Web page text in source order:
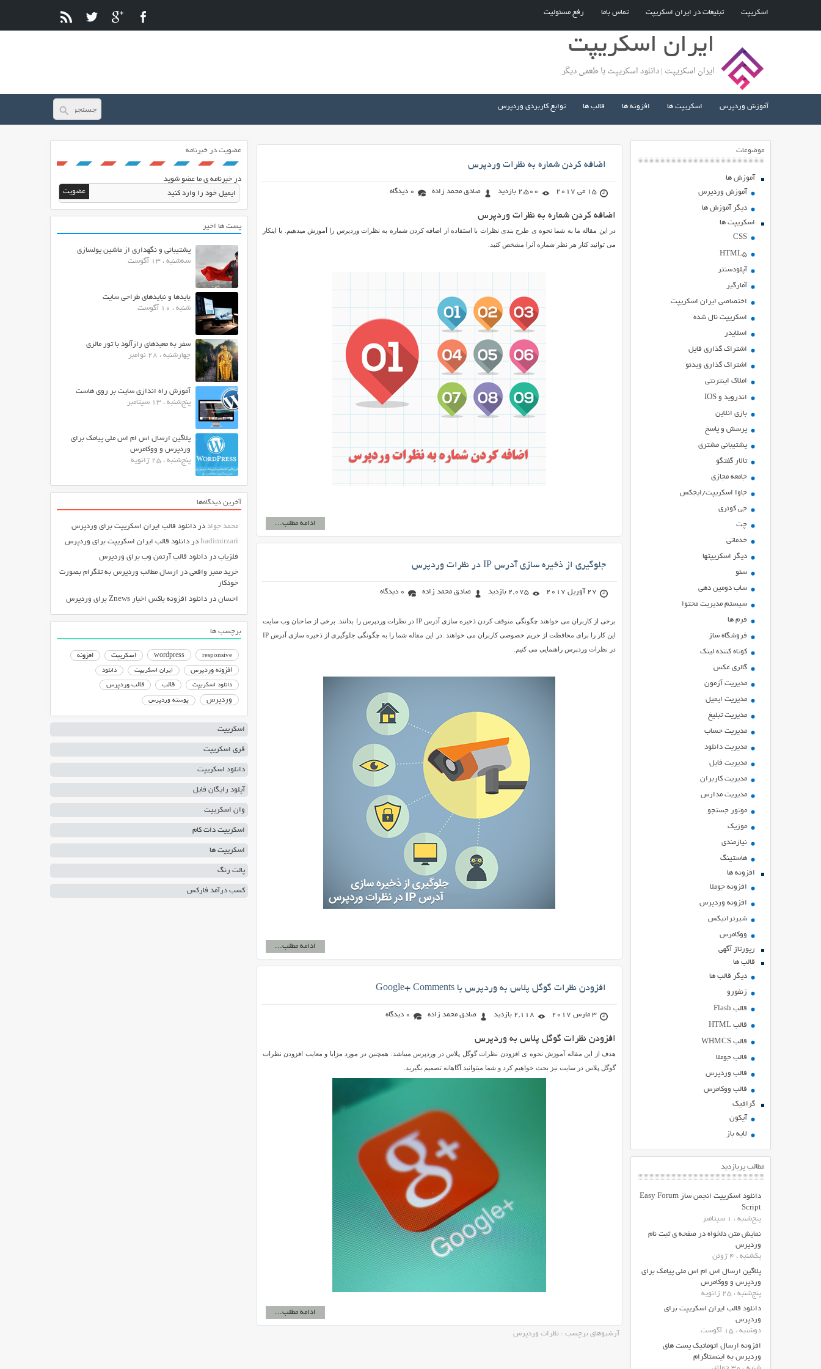
اسکریپت تبلیغات در ایران اسکریپت تماس باما رفع مسئولیت
ایران اسکریپت
ایران اسکریپت | دانلود اسکریپت با طعمی دیگر
آموزش وردپرس اسکریپت ها افزونه ها قالب ها توابع کاربردی وردپرس
موضوعات
آموزش ها
آموزش وردپرس
دیگر آموزش ها
اسکریپت ها
CSS
HTML5
آپلودسنتر
آمارگیر
اختصاصی ایران اسکریپت
اسکریپت نال شده
اسلایدر
اشتراك گذاري فايل
اشتراک گذاری ویدئو
املاک اینترنتی
اندروید و IOS
بازي انلاين
پرسش و پاسخ
پشتیبانی مشتری
تالار گفتگو
جامعه مجازی
جاوا اسکریپت/ایجکس
جی کوئری
چت
خدماتی
ديگر اسكريپتها
سئو
ساب دومین دهی
سیستم مدیریت محتوا
فرم ها
فروشگاه ساز
کوتاه کننده لینک
گالری عکس
مدیریت آزمون
مدیریت ایمیل
مدیریت تبلیغ
مدیریت حساب
مدیریت دانلود
مدیریت فایل
مدیریت کاربران
مدیریت مدارس
موتور جستجو
موزیک
نیازمندی
هاستينگ
افزونه ها
افزونه جوملا
افزونه وردپرس
شیرترانیکس
ووکامرس
رپورتاژ آگهی
قالب ها
دیگر قالب ها
زنفورو
قالب Flash
قالب HTML
قالب WHMCS
قالب جوملا
قالب وردپرس
قالب ووکامرس
گرافیک
آیکون
لایه باز
مطالب پربازدید
دانلود اسکریپت انجمن ساز Easy Forum
Script
پنج‌شنبه ، 1 سپتامبر
نمایش متن دلخواه در صفحه ی ثبت نام
وردپرس
یکشنبه ، 4 ژوئن
پلاگین ارسال اس ام اس ملی پیامک برای
وردپرس و ووکامرس
پنج‌شنبه ، 25 ژانویه
دانلود قالب ایران اسکریپت برای
وردپرس
دوشنبه ، 15 آگوست
افزونه ارسال اتوماتیک پست های
وردپرس به اینستاگرام
اضافه کردن شماره به نظرات وردپرس
15 می 2017 2,500 بازدید صادق محمد زاده 0 دیدگاه
اضافه کردن شماره به نظرات وردپرس
در این مقاله ما به شما نحوه ی طرح بندی نظرات با استفاده از اضافه کردن شماره به نظرات وردپرس را آموزش میدهیم. با اینکار
می توانید کنار هر نظر شماره آنرا مشخص کنید.
ادامه مطلب...
جلوگیری از ذخیره سازی آدرس IP در نظرات وردپرس
27 آوریل 2017 2,075 بازدید صادق محمد زاده 0 دیدگاه
برخی از کاربران می خواهند چگونگی متوقف کردن ذخیره سازی آدرس IP در نظرات وردپرس را بدانند. برخی از صاحبان وب سایت
این کار را برای محافظت از حریم خصوصی کاربران می خواهند .در این مقاله شما را به چگونگی جلوگیری از ذخیره سازی آدرس IP
در نظرات وردپرس راهنمایی می کنیم.
ادامه مطلب...
افزودن نظرات گوگل پلاس به وردپرس با Google+ Comments
3 مارس 2017 2,118 بازدید صادق محمد زاده 0 دیدگاه
افزودن نظرات گوگل پلاس به وردپرس
هدف از این مقاله آموزش نحوه ی افزودن نظرات گوگل پلاس در وردپرس میباشد. همچنین در مورد مزایا و معایب افزودن نظرات
گوگل پلاس در سایت نیز بحث خواهیم کرد و شما میتوانید آگاهانه تصمیم بگیرید.
ادامه مطلب...
آرشیوهای برچسب : نظرات وردپرس
عضویت در خبرنامه
در خبرنامه ی ما عضو شوید
پست ها اخیر
پشتیبانی و نگهداری از ماشین پولسازی
سه‌شنبه ، 13 آگوست
بایدها و نبایدهای طراحی سایت
شنبه ، 10 آگوست
سفر به معبدهای رازآلود با تور مالزی
چهارشنبه ، 28 نوامبر
آموزش راه اندازی سایت بر روی هاست
پنج‌شنبه ، 13 سپتامبر
پلاگین ارسال اس ام اس ملی پیامک برای
وردپرس و ووکامرس
پنج‌شنبه ، 25 ژانویه
آخرین دیدگاه‌ها
محمد جواد در دانلود قالب ایران اسکریپت برای وردپرس
hadimirzari در دانلود قالب ایران اسکریپت برای وردپرس
فلزیاب در دانلود قالب آرتمن وب برای وردپرس
خرید ممبر واقعی در ارسال مطالب وردپرس به تلگرام بصورت
خودکار
احسان در دانلود افزونه باکس اخبار Znews برای وردپرس
برچسب ها
responsive
wordpress اسکریپت
افزونه
افزونه وردپرس
ایران اسکریپت دانلود
دانلود اسکریپت قالب قالب وردپرس
وردپرس پوسته وردپرس
اسکریپت
فری اسکریپت
دانلود اسکریپت
آپلود رایگان فایل
وان اسکریپت
اسکریپت دات کام
اسکریپت ها
پالت رنگ
کسب درآمد فارکس